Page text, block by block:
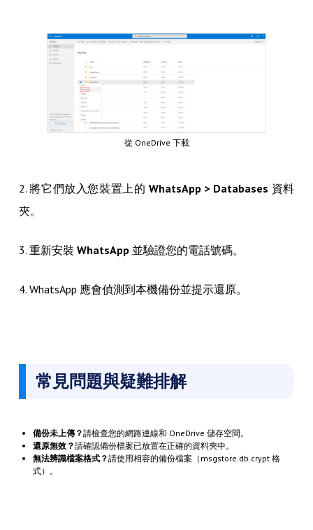
從 OneDrive 下載
2. 將它們放入您裝置上的 WhatsApp > Databases 資料
夾。
3. 重新安裝 WhatsApp並驗證您的電話號碼。
4. WhatsApp 應會偵測到本機備份並提示還原。
常見問題與疑難排解
備份未上傳？請檢查您的網路連線和 OneDrive 儲存空間。
還原無效？請確認備份檔案已放置在正確的資料夾中。
無法辨識檔案格式？請使用相容的備份檔案（msgstore.db.crypt 格
式）。